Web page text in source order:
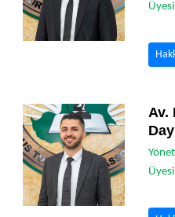
Üyesi
Av.
Üyesi